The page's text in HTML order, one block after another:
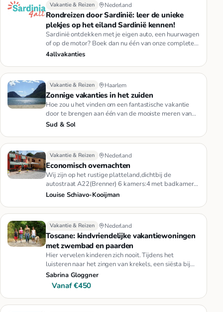
Vakantie & Reizen Nederland
Rondreizen door Sardinië: leer de unieke
plekjes op het eiland Sardinië kennen!
Sardinië ontdekken met je eigen auto, een huurwagen
of op de motor? Boek dan nu één van onze complete
rondreizen of stel…
4allvakanties
Vakantie & Reizen Haarlem
Zonnige vakanties in het zuiden
Hoe zou u het vinden om een fantastische vakantie
door te brengen aan één van de mooiste meren van
Italië, in een ruim e…
Sud & Sol
Vakantie & Reizen Nederland
Economisch overnachten
Wij zijn op het rustige platteland,dichtbij de
autostraat A22(Brenner) 6 kamers:4 met badkamer
in de kamer,2 met badkame…
Louise Schiavo-Kooijman
Vakantie & Reizen Nederland
Toscane: kindvriendelijke vakantiewoningen
met zwembad en paarden
Hier vervelen kinderen zich nooit. Tijdens het
luisteren naar het zingen van krekels, een siësta bij
het zwembad, kunnen…
Sabrina Gloggner
Vanaf €450